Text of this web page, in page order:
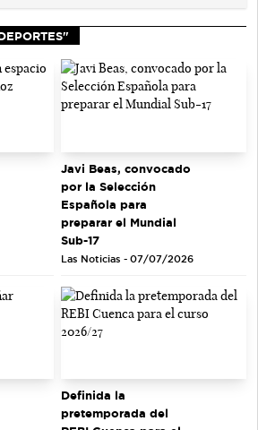
Javi Beas, convocado
por la Selección
Española para
preparar el Mundial
Sub-17
Las Noticias - 07/07/2026
Definida la
pretemporada del